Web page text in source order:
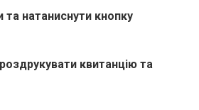
та натаниснути кнопку
квитанцію та